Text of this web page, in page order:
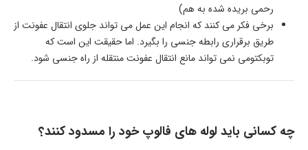
رحمی بریده شده به هم)
برخی فکر می کنند که انجام این عمل می تواند جلوی انتقال عفونت از
طریق برقراری رابطه جنسی را بگیرد. اما حقیقت این است که
توبکتومی نمی تواند مانع انتقال عفونت منتقله از راه جنسی شود.
چه کسانی باید لوله های فالوپ خود را مسدود کنند؟